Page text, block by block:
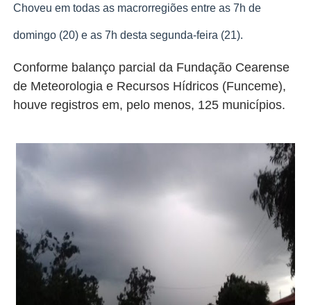
Choveu em todas as macrorregiões entre as 7h de
domingo (20) e as 7h desta segunda-feira (21).
Conforme balanço parcial da Fundação Cearense
de Meteorologia e Recursos Hídricos (Funceme),
houve registros em, pelo menos, 125 municípios.